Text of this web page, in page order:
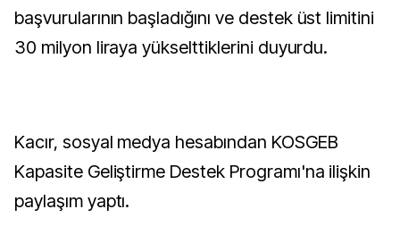
başvurularının başladığını ve destek üst limitini
30 milyon liraya yükselttiklerini duyurdu.
Kacır, sosyal medya hesabından KOSGEB
Kapasite Geliştirme Destek Programı'na ilişkin
paylaşım yaptı.